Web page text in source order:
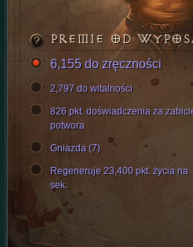
PREMIE OD
6,155 do zręczności
2,797 do witalności
826 pkt. doświadczenia za
potwora
Gniazda (7)
Regeneruje 23,400 pkt. życia na
sek.